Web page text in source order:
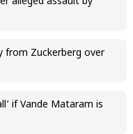
from Zuckerberg over
if Vande Mataram is